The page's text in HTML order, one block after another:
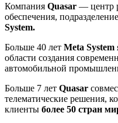
Компания Quasar — центр
обеспечения,
System.
Больше 40 лет Meta System
области создания
автомобильной
Больше 7 лет Quasar
телематические решения,
клиенты более 50 стран